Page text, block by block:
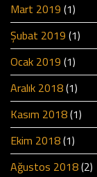
Mart 2019 (1)
Şubat 2019 (1)
Ocak 2019 (1)
Aralık 2018(1)
Kasım 2018(1)
Ekim 2018(1)
Ağustos 2018(2)